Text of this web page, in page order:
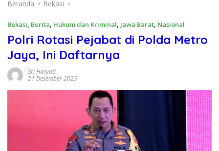
Beranda Bekasi
Bekasi, Berita, Hukum dan Kriminal, Jawa Barat, Nasional
Polri Rotasi Pejabat di Polda Metro
Jaya, Ini Daftarnya
Sri Haryati
21 Desember 2025